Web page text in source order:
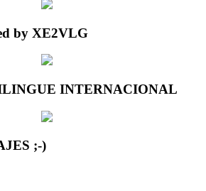
by XE2VLG
INTERNACIONAL
;-)